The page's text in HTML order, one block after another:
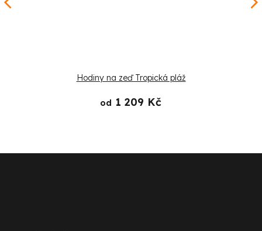
Hodiny na zeď Tropická pláž
od 1 209 Kč